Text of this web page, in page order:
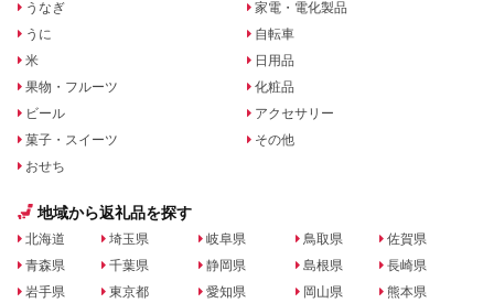
うなぎ
うに
米
果物・フルーツ
ビール
菓子・スイーツ
おせち
家電・電化製品
自転車
日用品
化粧品
アクセサリー
その他
地域から返礼品を探す
北海道
青森県
岩手県
埼玉県
千葉県
東京都
岐阜県
静岡県
愛知県
鳥取県
島根県
岡山県
佐賀県
長崎県
熊本県